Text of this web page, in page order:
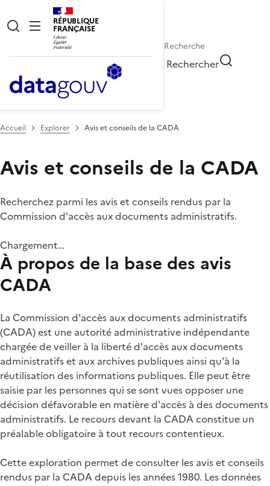
RÉPUBLIQUE
FRANÇAISE
Rechercher
Accueil Explorer Avis et conseils de la CADA
Avis et conseils de la CADA
Recherchez parmi les avis et conseils rendus par la
Commission d'accès aux documents administratifs.
Chargement…
À propos de la base des avis
CADA
La Commission d'accès aux documents administratifs
(CADA) est une autorité administrative indépendante
chargée de veiller à la liberté d'accès aux documents
administratifs et aux archives publiques ainsi qu'à la
réutilisation des informations publiques. Elle peut être
saisie par les personnes qui se sont vues opposer une
décision défavorable en matière d'accès à des documents
administratifs. Le recours devant la CADA constitue un
préalable obligatoire à tout recours contentieux.
Cette exploration permet de consulter les avis et conseils
rendus par la CADA depuis les années 1980. Les données